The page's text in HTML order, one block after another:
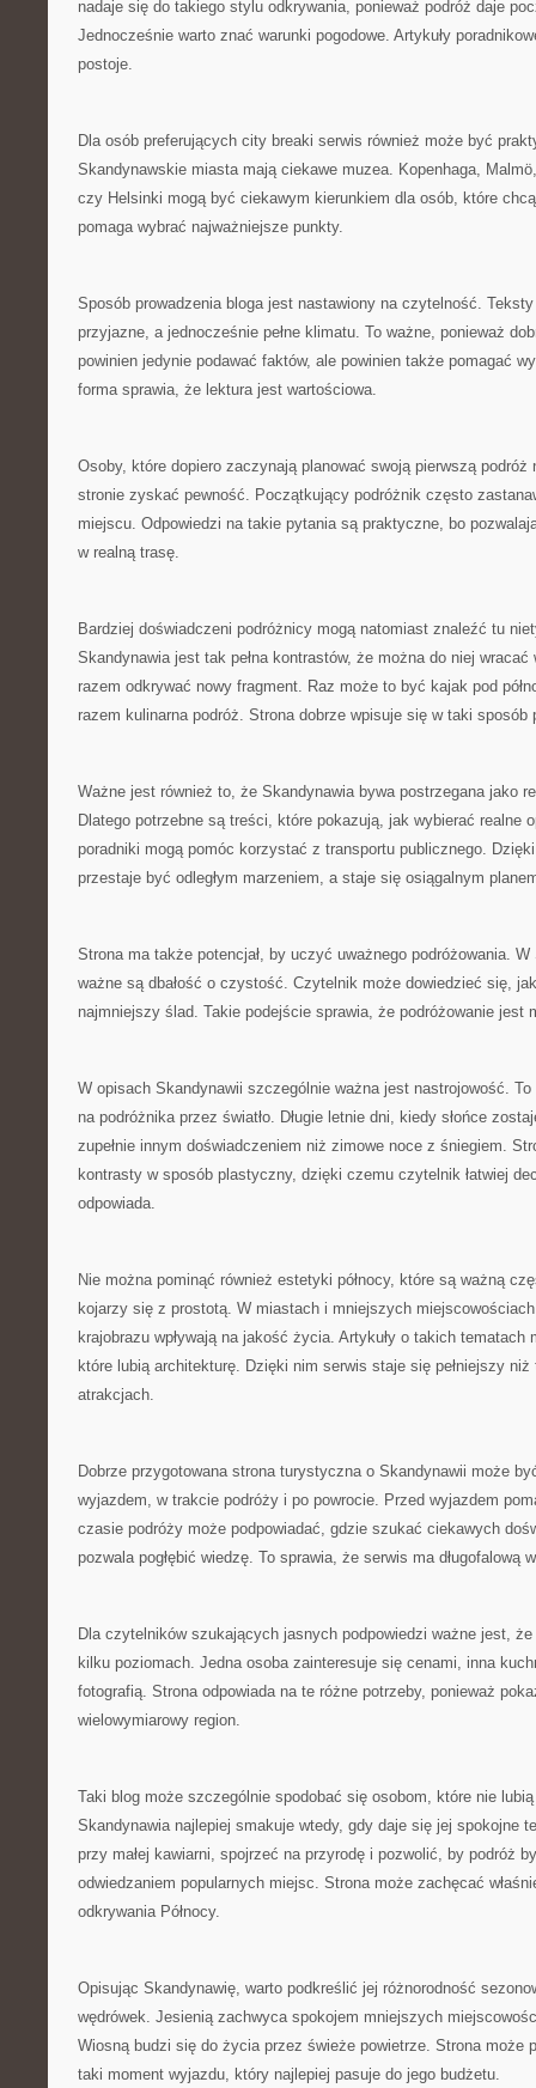
nadaje się do takiego stylu odkrywania, ponieważ podróż daje
Jednocześnie warto znać warunki pogodowe. Artykuły
postoje.
Dla osób preferujących city breaki serwis również może być
Skandynawskie miasta mają ciekawe muzea. Kopenhaga,
czy Helsinki mogą być ciekawym kierunkiem dla osób, które
pomaga wybrać najważniejsze punkty.
Sposób prowadzenia bloga jest nastawiony na czytelność.
przyjazne, a jednocześnie pełne klimatu. To ważne, ponieważ
powinien jedynie podawać faktów, ale powinien także pomagać
forma sprawia, że lektura jest wartościowa.
Osoby, które dopiero zaczynają planować swoją pierwszą podróż
stronie zyskać pewność. Początkujący podróżnik często
miejscu. Odpowiedzi na takie pytania są praktyczne, bo
w realną trasę.
Bardziej doświadczeni podróżnicy mogą natomiast znaleźć tu
Skandynawia jest tak pełna kontrastów, że można do niej
razem odkrywać nowy fragment. Raz może to być kajak pod
razem kulinarna podróż. Strona dobrze wpisuje się w taki sposób
Ważne jest również to, że Skandynawia bywa postrzegana jako
Dlatego potrzebne są treści, które pokazują, jak wybierać realne
poradniki mogą pomóc korzystać z transportu publicznego.
przestaje być odległym marzeniem, a staje się osiągalnym
Strona ma także potencjał, by uczyć uważnego podróżowania.
ważne są dbałość o czystość. Czytelnik może dowiedzieć się,
najmniejszy ślad. Takie podejście sprawia, że podróżowanie jest
W opisach Skandynawii szczególnie ważna jest nastrojowość.
na podróżnika przez światło. Długie letnie dni, kiedy słońce
zupełnie innym doświadczeniem niż zimowe noce z śniegiem.
kontrasty w sposób plastyczny, dzięki czemu czytelnik łatwiej
odpowiada.
Nie można pominąć również estetyki północy, które są ważną
kojarzy się z prostotą. W miastach i mniejszych
krajobrazu wpływają na jakość życia. Artykuły o takich tematach
które lubią architekturę. Dzięki nim serwis staje się pełniejszy
atrakcjach.
Dobrze przygotowana strona turystyczna o Skandynawii może
wyjazdem, w trakcie podróży i po powrocie. Przed wyjazdem
czasie podróży może podpowiadać, gdzie szukać ciekawych
pozwala pogłębić wiedzę. To sprawia, że serwis ma długofalową
Dla czytelników szukających jasnych podpowiedzi ważne jest,
kilku poziomach. Jedna osoba zainteresuje się cenami, inna
fotografią. Strona odpowiada na te różne potrzeby, ponieważ
wielowymiarowy region.
Taki blog może szczególnie spodobać się osobom, które nie
Skandynawia najlepiej smakuje wtedy, gdy daje się jej spokojne
przy małej kawiarni, spojrzeć na przyrodę i pozwolić, by podróż
odwiedzaniem popularnych miejsc. Strona może zachęcać
odkrywania Północy.
Opisując Skandynawię, warto podkreślić jej różnorodność
wędrówek. Jesienią zachwyca spokojem mniejszych
Wiosną budzi się do życia przez świeże powietrze. Strona może
taki moment wyjazdu, który najlepiej pasuje do jego budżetu.